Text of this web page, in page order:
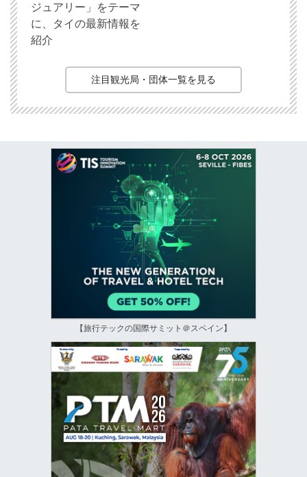
ジュアリー」をテーマ
に、タイの最新情報を
紹介
注目観光局・団体一覧を見る
【旅行テックの国際サミット＠スペイン】